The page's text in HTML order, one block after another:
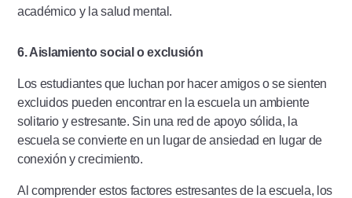
académico y la salud mental.
6. Aislamiento social o exclusión
Los estudiantes que luchan por hacer amigos o se sienten
excluidos pueden encontrar en la escuela un ambiente
solitario y estresante. Sin una red de apoyo sólida, la
escuela se convierte en un lugar de ansiedad en lugar de
conexión y crecimiento.
Al comprender estos factores estresantes de la escuela, los